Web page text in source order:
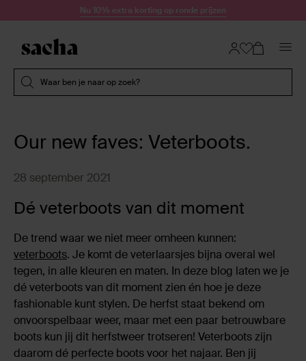
Doorgaan naar artikelNu 10% extra korting op ronde prijzen
Waar ben je naar op zoek?
Our new faves: Veterboots.
28 september 2021
Dé veterboots van dit moment
De trend waar we niet meer omheen kunnen:
veterboots. Je komt de veterlaarsjes bijna overal wel
tegen, in alle kleuren en maten. In deze blog laten we je
dé veterboots van dit moment zien én hoe je deze
fashionable kunt stylen. De herfst staat bekend om
onvoorspelbaar weer, maar met een paar betrouwbare
boots kun jij dit herfstweer trotseren! Veterboots zijn
daarom dé perfecte boots voor het najaar. Ben jij